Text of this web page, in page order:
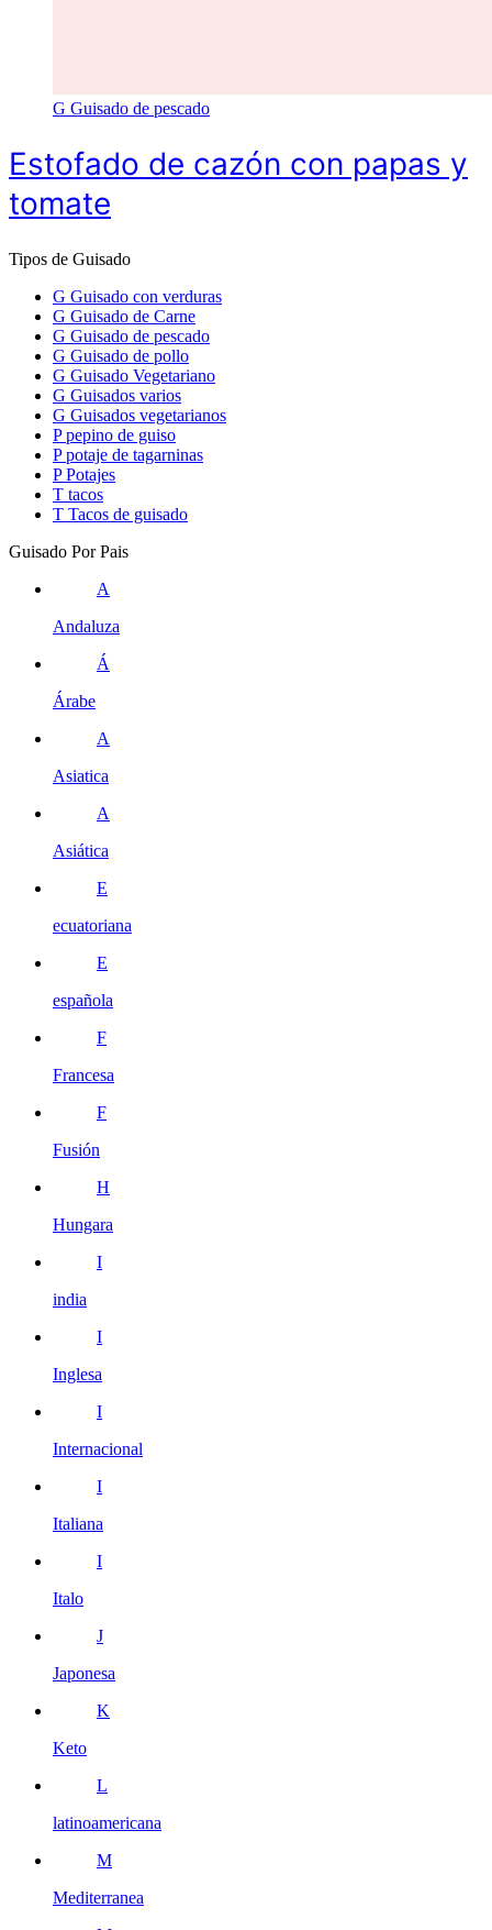
G Guisado de pescado
Estofado de cazón con papas y
tomate
Tipos de Guisado
G Guisado con verduras
G Guisado de Carne
G Guisado de pescado
G Guisado de pollo
G Guisado Vegetariano
G Guisados varios
G Guisados vegetarianos
P pepino de guiso
P potaje de tagarninas
P Potajes
T tacos
T Tacos de guisado
Guisado Por Pais
A
Andaluza
Á
Árabe
A
Asiatica
A
Asiática
E
ecuatoriana
E
española
F
Francesa
F
Fusión
H
Hungara
I
india
I
Inglesa
I
Internacional
I
Italiana
I
Italo
J
Japonesa
K
Keto
L
latinoamericana
M
Mediterranea